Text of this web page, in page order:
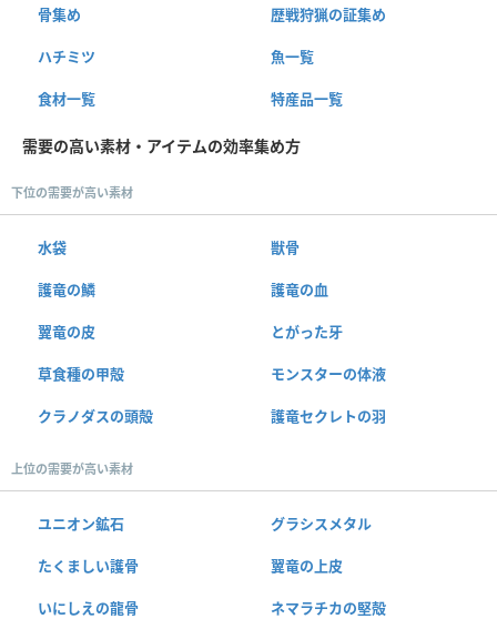
骨集め 歴戦狩猟の証集め
ハチミツ 魚一覧
食材一覧 特産品一覧
需要の高い素材・アイテムの効率集め方
下位の需要が高い素材
水袋 獣骨
護竜の鱗 護竜の血
翼竜の皮 とがった牙
草食種の甲殻 モンスターの体液
クラノダスの頭殻 護竜セクレトの羽
上位の需要が高い素材
ユニオン鉱石 グラシスメタル
たくましい護骨 翼竜の上皮
いにしえの龍骨 ネマラチカの堅殻